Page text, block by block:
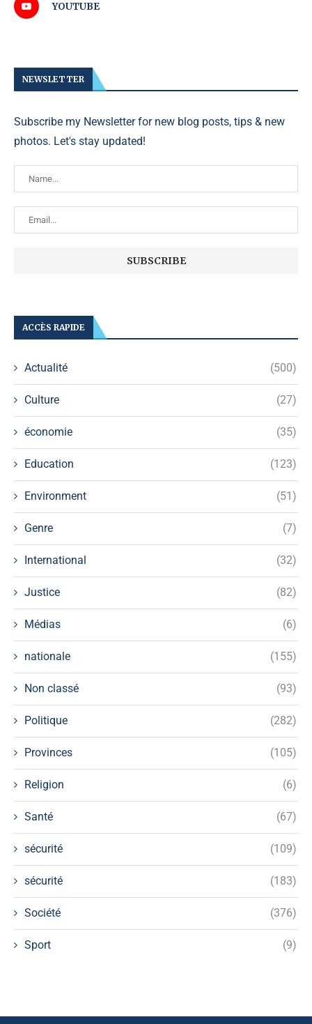
YOUTUBE
NEWSLETTER
Subscribe my Newsletter for new blog posts, tips & new
photos. Let's stay updated!
ACCÈS RAPIDE
Actualité (500)
Culture (27)
économie (35)
Education (123)
Environment (51)
Genre (7)
International (32)
Justice (82)
Médias (6)
nationale (155)
Non classé (93)
Politique (282)
Provinces (105)
Religion (6)
Santé (67)
sécurité (109)
sécurité (183)
Société (376)
Sport (9)